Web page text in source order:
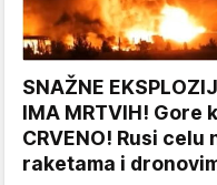
SNAŽNE
IMA MRTVIH! Gore
CRVENO! Rusi
raketama i